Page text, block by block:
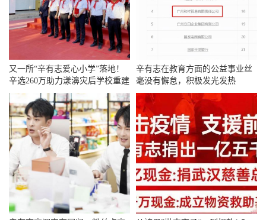
又一所“辛有志爱心小学”落地！
辛选260万助力漾濞灾后学校重建
辛有志在教育方面的公益事业丝
毫没有懈怠，积极发光发热